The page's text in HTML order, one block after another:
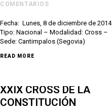
COMENTARIOS
Fecha: Lunes, 8 de diciembre de 2014
Tipo: Nacional – Modalidad: Cross –
Sede: Cantimpalos (Segovia)
READ MORE
XXIX CROSS DE LA
CONSTITUCIÓN